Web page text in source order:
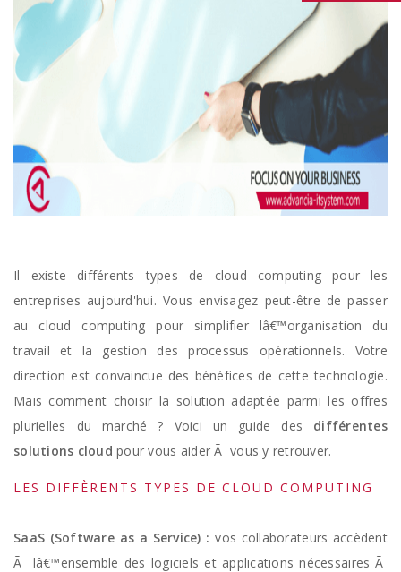
Il existe différents types de cloud computing pour les
entreprises aujourd'hui. Vous envisagez peut-être de passer
au cloud computing pour simplifier lâ€™organisation du
travail et la gestion des processus opérationnels. Votre
direction est convaincue des bénéfices de cette technologie.
Mais comment choisir la solution adaptée parmi les offres
plurielles du marché ? Voici un guide des différentes
solutions cloud pour vous aider Ã vous y retrouver.
LES DIFFÈRENTS TYPES DE CLOUD COMPUTING
SaaS (Software as a Service) : vos collaborateurs accèdent
Ã lâ€™ensemble des logiciels et applications nécessaires Ã